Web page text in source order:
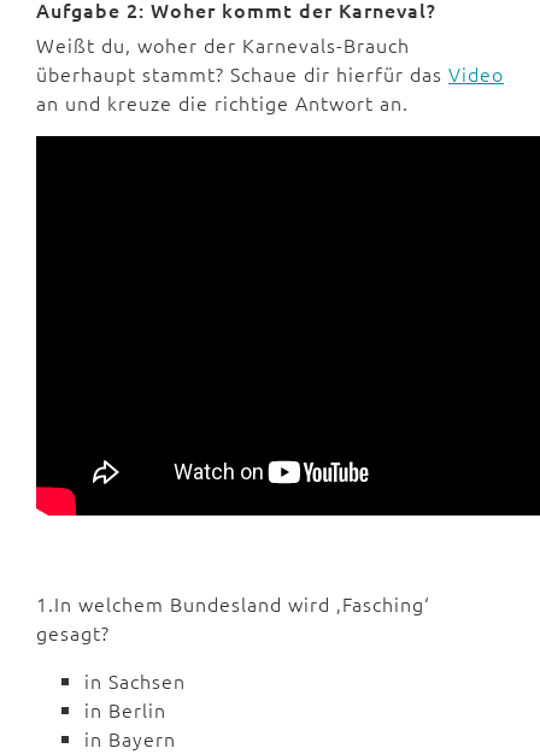
Aufgabe 2: Woher kommt der Karneval?
Weißt du, woher der Karnevals-Brauch
überhaupt stammt? Schaue dir hierfür das Video
an und kreuze die richtige Antwort an.
1.In welchem Bundesland wird ‚Fasching‘
gesagt?
in Sachsen
in Berlin
in Bayern